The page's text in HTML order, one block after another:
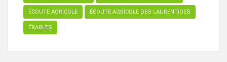
ÉCOUTE AGRICOLE ÉCOUTE AGRICOLE DES LAURENTIDES
ÉRABLES